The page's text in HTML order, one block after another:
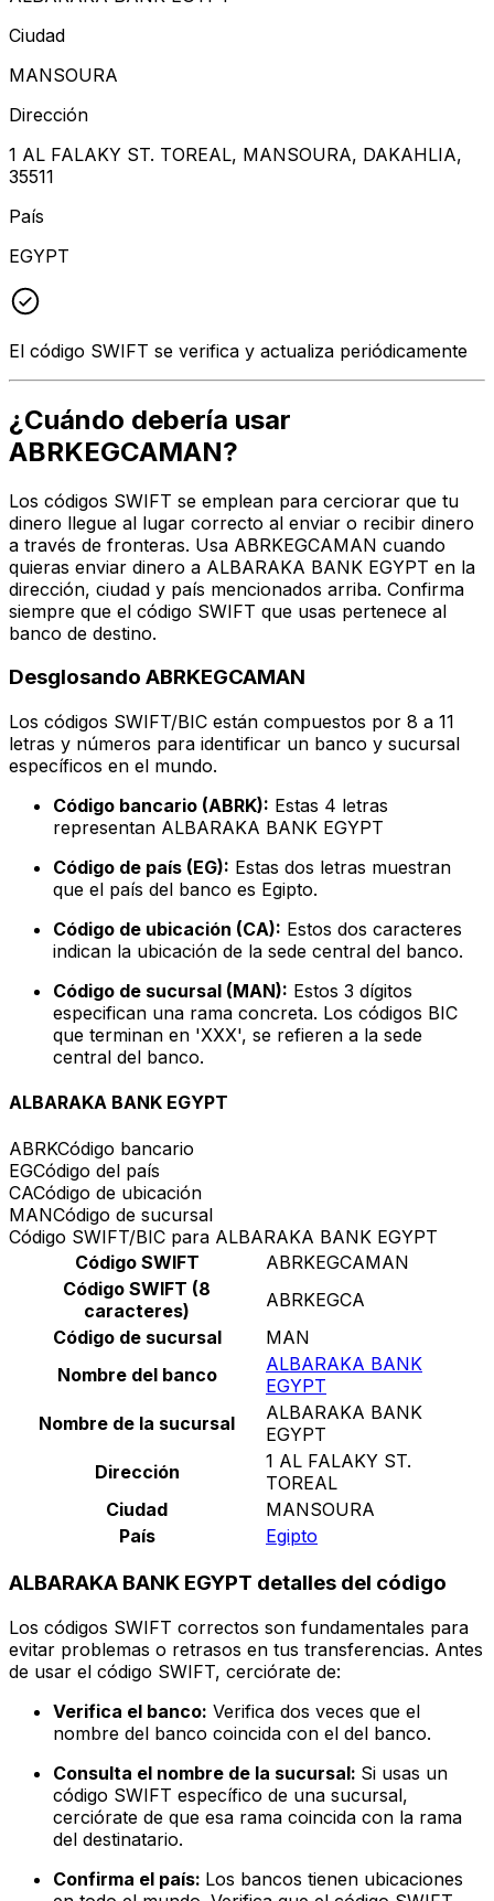
Ciudad
MANSOURA
Dirección
1 AL FALAKY ST. TOREAL, MANSOURA, DAKAHLIA,
35511
País
EGYPT
El código SWIFT se verifica y actualiza periódicamente
¿Cuándo debería usar
ABRKEGCAMAN?
Los códigos SWIFT se emplean para cerciorar que tu
dinero llegue al lugar correcto al enviar o recibir dinero
a través de fronteras. Usa ABRKEGCAMAN cuando
quieras enviar dinero a ALBARAKA BANK EGYPT en la
dirección, ciudad y país mencionados arriba. Confirma
siempre que el código SWIFT que usas pertenece al
banco de destino.
Desglosando ABRKEGCAMAN
Los códigos SWIFT/BIC están compuestos por 8 a 11
letras y números para identificar un banco y sucursal
específicos en el mundo.
Código bancario (ABRK): Estas 4 letras
representan ALBARAKA BANK EGYPT
Código de país (EG): Estas dos letras muestran
que el país del banco es Egipto.
Código de ubicación (CA): Estos dos caracteres
indican la ubicación de la sede central del banco.
Código de sucursal (MAN): Estos 3 dígitos
especifican una rama concreta. Los códigos BIC
que terminan en 'XXX', se refieren a la sede
central del banco.
ALBARAKA BANK EGYPT
ABRKCódigo bancario
EGCódigo del país
CACódigo de ubicación
MANCódigo de sucursal
Código SWIFT/BIC para ALBARAKA BANK EGYPT
Código SWIFT
ABRKEGCAMAN
Código SWIFT (8
caracteres)
ABRKEGCA
Código de sucursal
MAN
Nombre del banco
ALBARAKA BANK
EGYPT
Nombre de la sucursal
ALBARAKA BANK
EGYPT
Dirección
1 AL FALAKY ST.
TOREAL
Ciudad
MANSOURA
País
Egipto
ALBARAKA BANK EGYPT detalles del código
Los códigos SWIFT correctos son fundamentales para
evitar problemas o retrasos en tus transferencias. Antes
de usar el código SWIFT, cerciórate de:
Verifica el banco: Verifica dos veces que el
nombre del banco coincida con el del banco.
Consulta el nombre de la sucursal: Si usas un
código SWIFT específico de una sucursal,
cerciórate de que esa rama coincida con la rama
del destinatario.
Confirma el país: Los bancos tienen ubicaciones